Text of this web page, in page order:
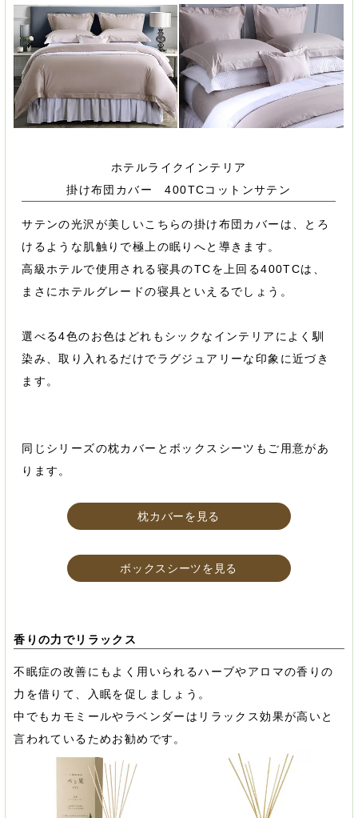
ホテルライクインテリア
掛け布団カバー 400TCコットンサテン
サテンの光沢が美しいこちらの掛け布団カバーは、とろ
けるような肌触りで極上の眠りへと導きます。
高級ホテルで使用される寝具のTCを上回る400TCは、
まさにホテルグレードの寝具といえるでしょう。
選べる4色のお色はどれもシックなインテリアによく馴
染み、取り入れるだけでラグジュアリーな印象に近づき
ます。
同じシリーズの枕カバーとボックスシーツもご用意があ
ります。
枕カバーを見る
ボックスシーツを見る
香りの力でリラックス
不眠症の改善にもよく用いられるハーブやアロマの香りの
力を借りて、入眠を促しましょう。
中でもカモミールやラベンダーはリラックス効果が高いと
言われているためお勧めです。